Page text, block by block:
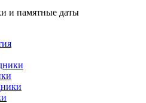
и памятные даты